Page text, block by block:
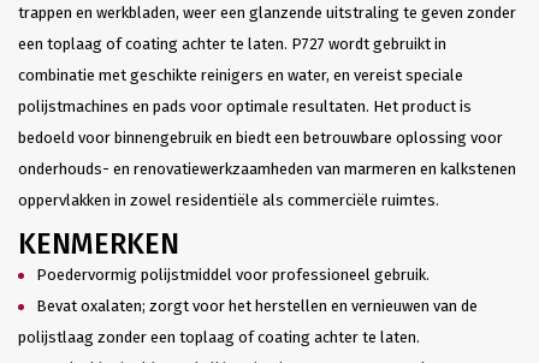
trappen en werkbladen, weer een glanzende uitstraling te geven zonder
een toplaag of coating achter te laten. P727 wordt gebruikt in
combinatie met geschikte reinigers en water, en vereist speciale
polijstmachines en pads voor optimale resultaten. Het product is
bedoeld voor binnengebruik en biedt een betrouwbare oplossing voor
onderhouds- en renovatiewerkzaamheden van marmeren en kalkstenen
oppervlakken in zowel residentiële als commerciële ruimtes.
KENMERKEN
Poedervormig polijstmiddel voor professioneel gebruik.
Bevat oxalaten; zorgt voor het herstellen en vernieuwen van de
polijstlaag zonder een toplaag of coating achter te laten.